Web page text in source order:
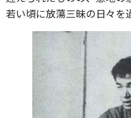
若い頃に放蕩三昧の日々を